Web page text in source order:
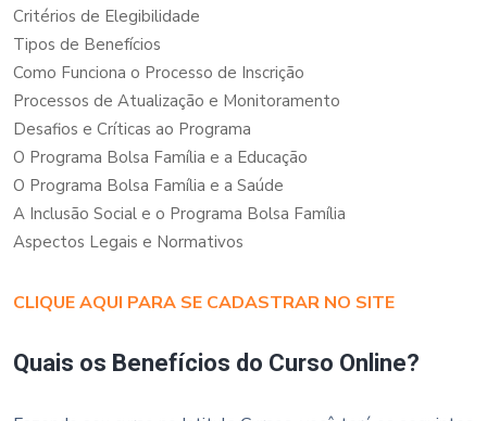
Critérios de Elegibilidade
Tipos de Benefícios
Como Funciona o Processo de Inscrição
Processos de Atualização e Monitoramento
Desafios e Críticas ao Programa
O Programa Bolsa Família e a Educação
O Programa Bolsa Família e a Saúde
A Inclusão Social e o Programa Bolsa Família
Aspectos Legais e Normativos
CLIQUE AQUI PARA SE CADASTRAR NO SITE
Quais os Benefícios do Curso Online?